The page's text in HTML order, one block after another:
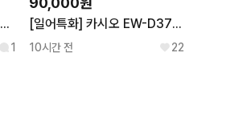
9800X3D + RTX5070ti 고성능 게이밍 컴퓨터 본체
1
[일어특화] 카시오 EW-D3700 전자사전
10시간 전 22